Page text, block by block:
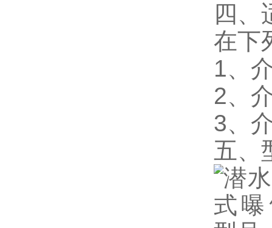
四、
在下
1、
2、
3、
五、